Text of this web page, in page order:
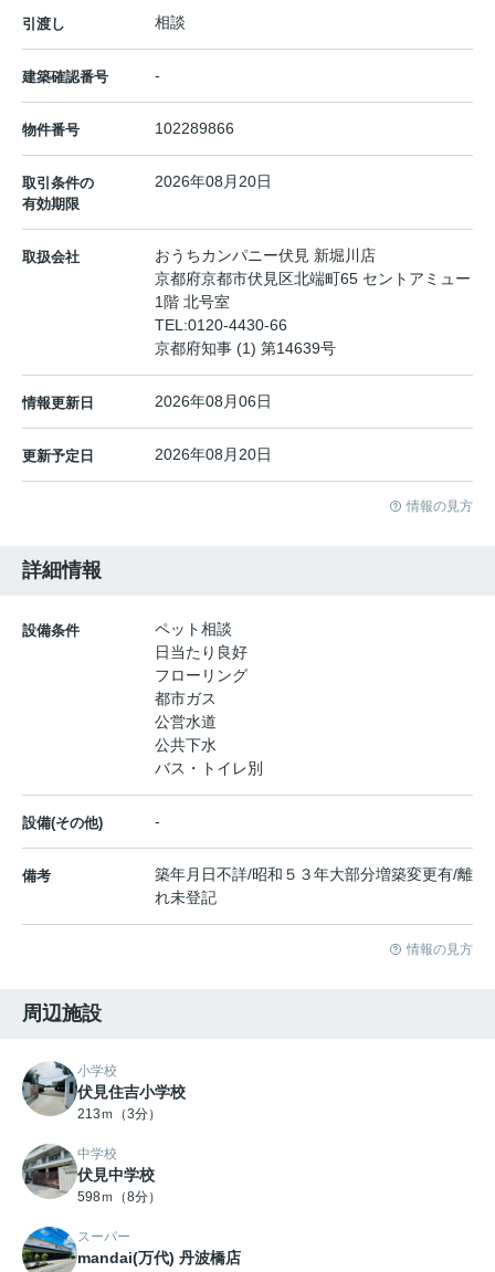
引渡し 相談
建築確認番号 -
物件番号 102289866
取引条件の
有効期限
2026年08月20日
取扱会社
おうちカンパニー伏見 新堀川店
京都府京都市伏見区北端町65 セントアミュー
1階 北号室
TEL:0120-4430-66
京都府知事 (1) 第14639号
情報更新日 2026年08月06日
更新予定日 2026年08月20日
情報の見方
詳細情報
設備条件
ペット相談
日当たり良好
フローリング
都市ガス
公営水道
公共下水
バス・トイレ別
設備(その他) -
備考
築年月日不詳/昭和５３年大部分増築変更有/離
れ未登記
情報の見方
周辺施設
小学校
伏見住吉小学校
213ｍ（3分）
中学校
伏見中学校
598ｍ（8分）
スーパー
mandai(万代) 丹波橋店